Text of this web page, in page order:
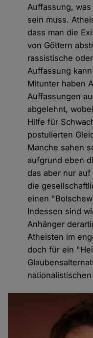
Auffassung,
sein muss.
dass man die
von Göttern
rassistische
Auffassung
Mitunter haben
Auffassungen
abgelehnt,
Hilfe für
postulierten
Manche sahen
aufgrund eben
das aber nur
die
einen
Indessen sind
Anhänger
Atheisten im
doch für ein